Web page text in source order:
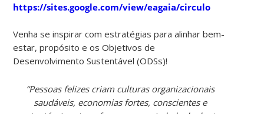
https://sites.google.com/view/eagaia/circulo
Venha se inspirar com estratégias para alinhar bem-
estar, propósito e os Objetivos de
Desenvolvimento Sustentável (ODSs)!
“Pessoas felizes criam culturas organizacionais
saudáveis, economias fortes, conscientes e